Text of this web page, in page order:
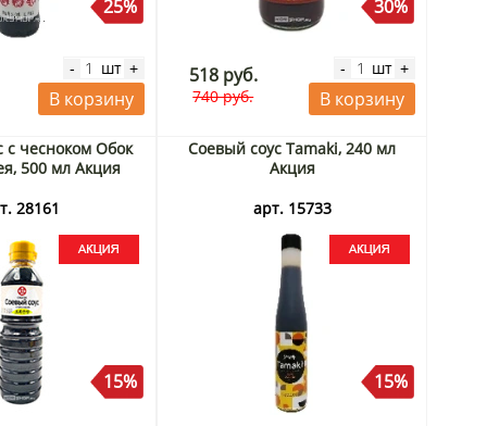
25%
- шт +
В корзину
30%
518 руб.
740 руб.
- шт +
В корзину
с чесноком Обок
500 мл Акция
28161
15%
Соевый соус Tamaki, 240 мл
Акция
арт. 15733
15%